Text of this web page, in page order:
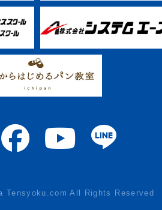
Tensyoku.com All Rights Reserved